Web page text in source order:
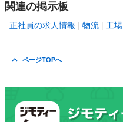
関連の掲示板
正社員の求人情報 物流 工場
ページTOPへ